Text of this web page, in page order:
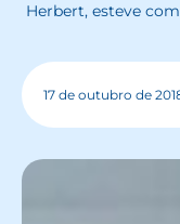
Herbert, esteve
17 de outubro de